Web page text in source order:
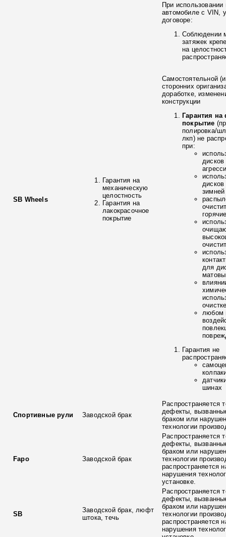
SB Wheels
Гарантия на
механическую
целостность
Гарантия на
лакокрасочное
покрытие
При использовании
автомобиле с VIN,
договоре:
Соблюдении
затяжек
на
Самостоятельной
сторонних
доработке,
конструкции
Гарантия
покрытие
полировка/
лкп) не
при:
зимней
для
любом
Гарантия не
шинах
Спортивные рули Заводской брак
Распространяется
дефекты,
браком или
технологии
Fapo Заводской брак
Распространяется
дефекты,
браком или
технологии
распространяется
нарушения
установке.
SB
Заводской брак, люфт
штока, течь
Распространяется
дефекты,
браком или
технологии
распространяется
нарушения